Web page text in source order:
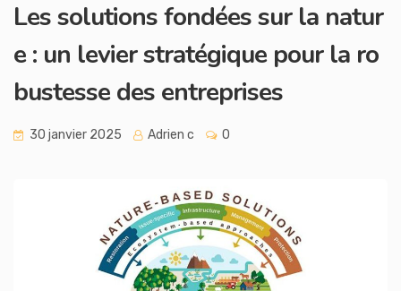
Les solutions fondées sur la natur
e : un levier stratégique pour la ro
bustesse des entreprises
30 janvier 2025 Adrien c 0